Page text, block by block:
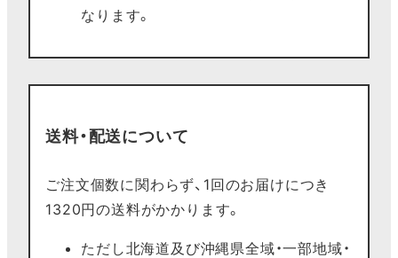
なります。
送料・配送について
ご注文個数に関わらず、1回のお届けにつき
1320円の送料がかかります。
ただし北海道及び沖縄県全域・一部地域・